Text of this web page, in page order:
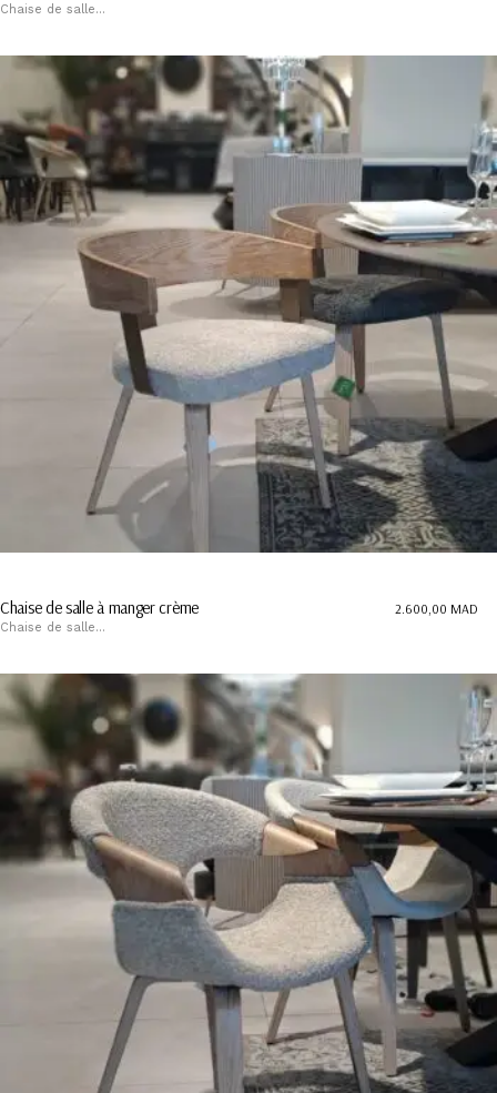
Chaise de salle...
Chaise de salle à manger crème
Chaise de salle...
2.600,00 MAD